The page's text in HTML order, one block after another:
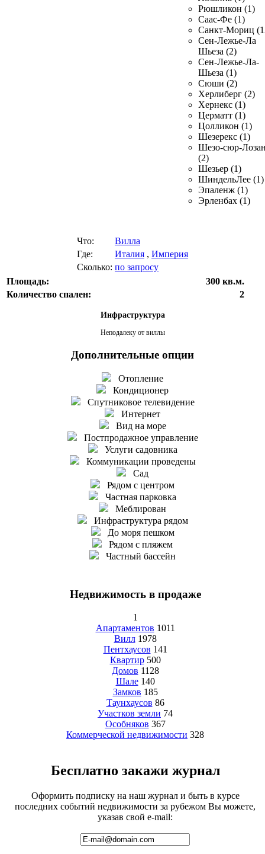
Рюшликон (1)
Саас-Фе (1)
Санкт-Мориц
Сен-Лежье-Ла
Шьеза (2)
Сен-Лежье-Ла-
Шьеза (1)
Сюши (2)
Херлиберг (2)
Хернекс (1)
Церматт (1)
Цолликон (1)
Шезерекс (1)
Шезо-сюр-
(2)
Шезьер (1)
ШиндельЛее (1)
Эпаленж (1)
Эрленбах (1)
Что:
Вилла
Где:
Италия , Империя
Сколько: по запросу
Площадь:
300 кв.м.
Количество спален:
2
Инфраструктура
Неподалеку от виллы
Дополнительные опции
Отопление
Кондиционер
Спутниковое телевидение
Интернет
Вид на море
Постпродажное управление
Услуги садовника
Коммуникации проведены
Сад
Рядом с центром
Частная парковка
Меблирован
Инфраструктура рядом
До моря пешком
Рядом с пляжем
Частный бассейн
Недвижимость в продаже
1
Апартаментов 1011
Вилл 1978
Пентхаусов 141
Квартир 500
Домов 1128
Шале 140
Замков 185
Таунхаусов 86
Участков земли 74
Особняков 367
Коммерческой недвижимости 328
Бесплатно закажи журнал
Оформить подписку на наш журнал и быть в курсе
последних событий недвижимости за рубежом Вы можете,
указав свой e-mail: